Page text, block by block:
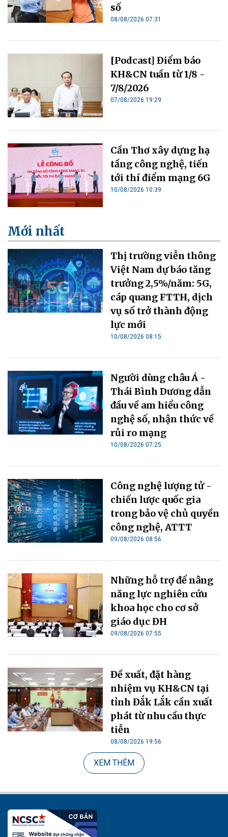
số
08/08/2026 07:31
[Podcast] Điểm báo
KH&CN tuần từ 1/8 -
7/8/2026
07/08/2026 19:29
Cần Thơ xây dựng hạ
tầng công nghệ, tiến
tới thí điểm mạng 6G
10/08/2026 10:39
Mới nhất
Thị trường viễn thông
Việt Nam dự báo tăng
trưởng 2,5%/năm: 5G,
cáp quang FTTH, dịch
vụ số trở thành động
lực mới
10/08/2026 08:15
Người dùng châu Á -
Thái Bình Dương dẫn
đầu về am hiểu công
nghệ số, nhận thức về
rủi ro mạng
10/08/2026 07:25
Công nghệ lượng tử -
chiến lược quốc gia
trong bảo vệ chủ quyền
công nghệ, ATTT
09/08/2026 08:56
Những hỗ trợ để nâng
năng lực nghiên cứu
khoa học cho cơ sở
giáo dục ĐH
09/08/2026 07:55
Đề xuất, đặt hàng
nhiệm vụ KH&CN tại
tỉnh Đắk Lắk cần xuất
phát từ nhu cầu thực
tiễn
08/08/2026 19:56
XEM THÊM